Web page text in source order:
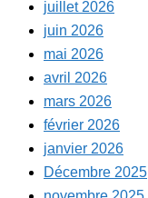
juillet 2026
juin 2026
mai 2026
avril 2026
mars 2026
février 2026
janvier 2026
Décembre 2025